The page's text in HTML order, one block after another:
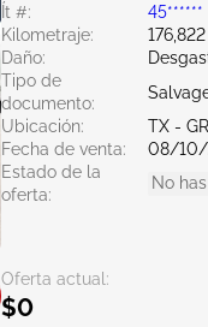
Ít #:
45******
Kilometraje:
Daño:
Tipo de
documento:
Ubicación:
TX -
Fecha de venta:
08/10/
Estado de la
oferta:
No
Oferta actual:
$0